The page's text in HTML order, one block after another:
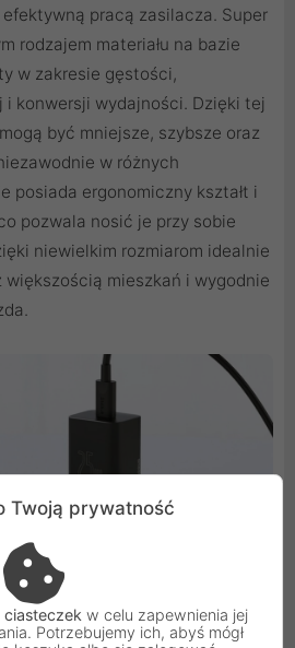
pracą zasilacza. Super
rodzajem materiału na bazie
w zakresie gęstości,
konwersji wydajności. Dzięki tej
być mniejsze, szybsze oraz
w różnych
posiada ergonomiczny kształt i
pozwala nosić je przy sobie
niewielkim rozmiarom idealnie
większością mieszkań i wygodnie
Twoją prywatność
ciasteczek w celu zapewnienia jej
Potrzebujemy ich, abyś mógł